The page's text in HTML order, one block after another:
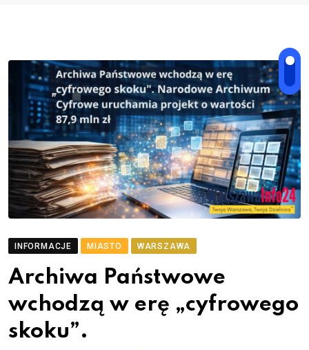
INFORMACJE MIASTO WARSZAWA
Archiwa Państwowe
wchodzą w erę „cyfrowego
skoku”.